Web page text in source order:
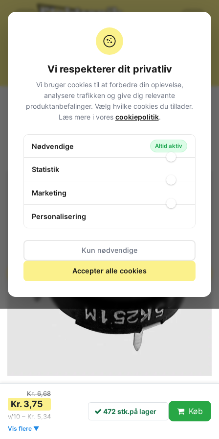
Alle produkter Komponenter
Potentiometer
Trimmere
Kulbane
PT15
Trimmer Top Adjust P10/12,5 5K
Trimmer Top Adjust P10/12,5 5K
472 stk.
Kr. 6,68
Kr. 3,75
v/10 – Kr. 5,34
Vis flere ▼
472 stk.på lager Køb
Vi respekterer dit privatliv
Vi bruger cookies til at forbedre din oplevelse,
analysere trafikken og give dig relevante
produktanbefalinger. Vælg hvilke cookies du tillader.
Læs mere i vores cookiepolitik.
Nødvendige Altid aktiv
Statistik
Marketing
Personalisering
Kun nødvendige
Accepter alle cookies